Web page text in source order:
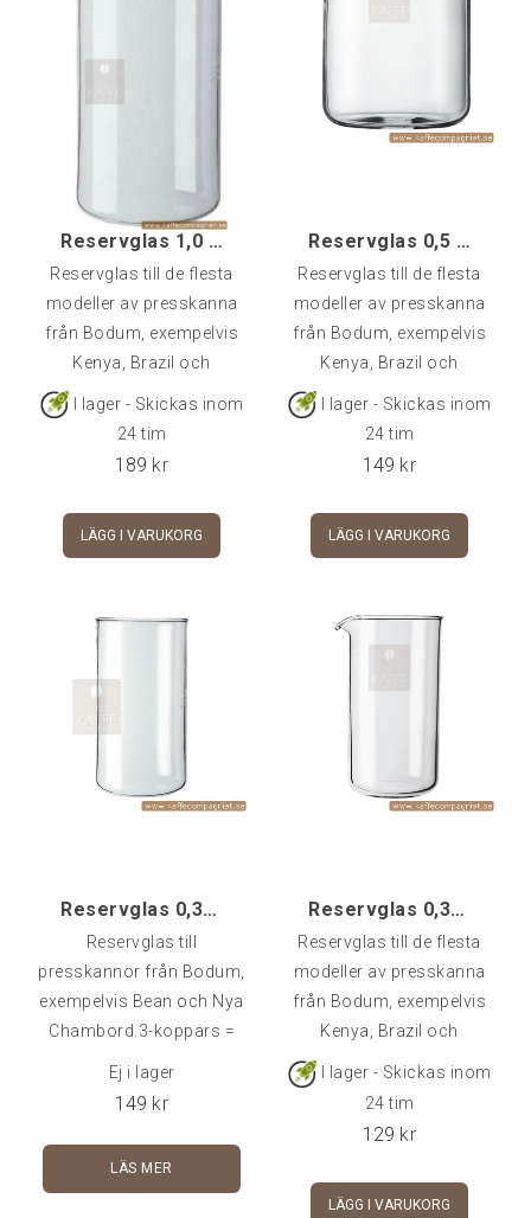
Reservglas 1,0 - 8-koppars
Reservglas till de flesta
modeller av presskanna
från Bodum, exempelvis
Kenya, Brazil och
Chambord original.8-
koppars = 1,0 l.Diameter
I lager - Skickas inom
24 tim
189 kr
LÄGG I VARUKORG
Reservglas 0,5 - 4-koppars
Reservglas till de flesta
modeller av presskanna
från Bodum, exempelvis
Kenya, Brazil och
Chambord original.4-
koppars = 0,5 l. Diameter
I lager - Skickas inom
24 tim
149 kr
LÄGG I VARUKORG
Reservglas 0,35 - utan Pip
Reservglas till
presskannor från Bodum,
exempelvis Bean och Nya
Chambord.3-koppars =
0,35 l. Diameter ca 7 cm
Ej i lager
149 kr
LÄS MER
Reservglas 0,35 - 3-koppars
Reservglas till de flesta
modeller av presskanna
från Bodum, exempelvis
Kenya, Brazil och
Chambord original.3-
koppars = 0,35 l. Diameter
I lager - Skickas inom
24 tim
129 kr
LÄGG I VARUKORG